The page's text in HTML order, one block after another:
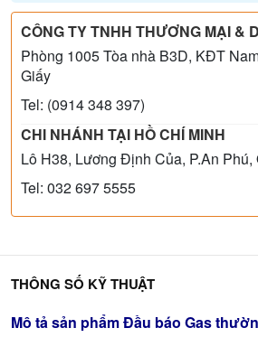
CÔNG TY TNHH THƯƠNG MẠI &
Phòng 1005 Tòa nhà B3D, KĐT
Giấy
Tel: (0914 348 397)
CHI NHÁNH TẠI HỒ CHÍ MINH
Lô H38, Lương Định Của, P.An Phú,
Tel: 032 697 5555
Mô tả sản phẩm Đầu báo Gas
THÔNG SỐ KỸ THUẬT